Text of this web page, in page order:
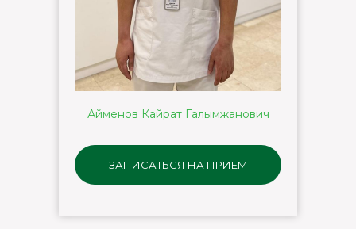
Айменов Кайрат Галымжанович
ЗАПИСАТЬСЯ НА ПРИЕМ